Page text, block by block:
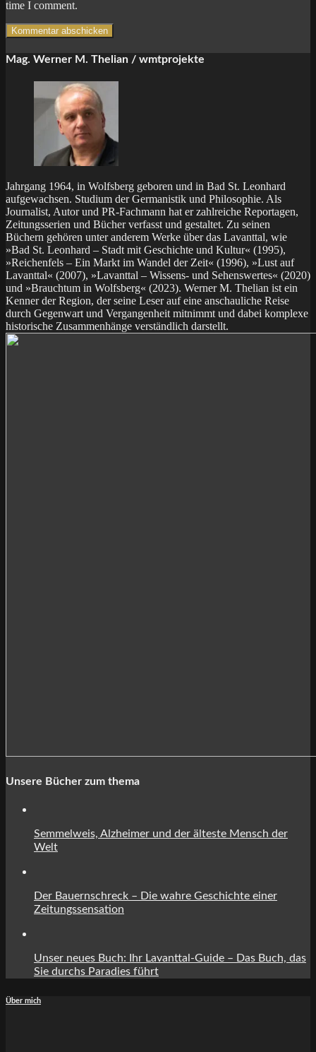
time I comment.
Mag. Werner M. Thelian / wmtprojekte
Jahrgang 1964, in Wolfsberg geboren und in Bad St. Leonhard
aufgewachsen. Studium der Germanistik und Philosophie. Als
Journalist, Autor und PR-Fachmann hat er zahlreiche Reportagen,
Zeitungsserien und Bücher verfasst und gestaltet. Zu seinen
Büchern gehören unter anderem Werke über das Lavanttal, wie
»Bad St. Leonhard – Stadt mit Geschichte und Kultur« (1995),
»Reichenfels – Ein Markt im Wandel der Zeit« (1996), »Lust auf
Lavanttal« (2007), »Lavanttal – Wissens- und Sehenswertes« (2020)
und »Brauchtum in Wolfsberg« (2023). Werner M. Thelian ist ein
Kenner der Region, der seine Leser auf eine anschauliche Reise
durch Gegenwart und Vergangenheit mitnimmt und dabei komplexe
historische Zusammenhänge verständlich darstellt.
Unsere Bücher zum thema
Semmelweis, Alzheimer und der älteste Mensch der
Welt
Der Bauernschreck – Die wahre Geschichte einer
Zeitungssensation
Unser neues Buch: Ihr Lavanttal-Guide – Das Buch, das
Sie durchs Paradies führt
Über mich